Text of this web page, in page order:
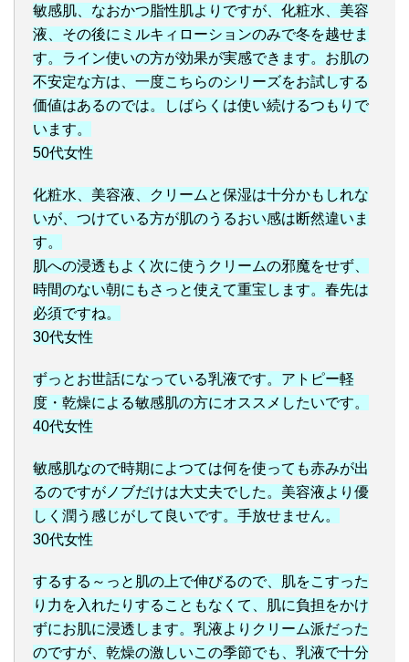
敏感肌、なおかつ脂性肌よりですが、化粧水、美容
液、その後にミルキィローションのみで冬を越せま
す。ライン使いの方が効果が実感できます。お肌の
不安定な方は、一度こちらのシリーズをお試しする
価値はあるのでは。しばらくは使い続けるつもりで
います。
50代女性
化粧水、美容液、クリームと保湿は十分かもしれな
いが、つけている方が肌のうるおい感は断然違いま
す。
肌への浸透もよく次に使うクリームの邪魔をせず、
時間のない朝にもさっと使えて重宝します。春先は
必須ですね。
30代女性
ずっとお世話になっている乳液です。アトピー軽
度・乾燥による敏感肌の方にオススメしたいです。
40代女性
敏感肌なので時期によつては何を使っても赤みが出
るのですがノブだけは大丈夫でした。美容液より優
しく潤う感じがして良いです。手放せません。
30代女性
するする～っと肌の上で伸びるので、肌をこすった
り力を入れたりすることもなくて、肌に負担をかけ
ずにお肌に浸透します。乳液よりクリーム派だった
のですが、乾燥の激しいこの季節でも、乳液で十分